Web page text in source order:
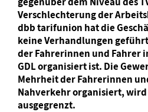
Verschlechterung der
dbb tarifunion hat die
keine Verhandlungen
der Fahrerinnen und Fahrer
GDL organisiert ist. Die
Mehrheit der Fahrerinnen
Nahverkehr organisiert,
ausgegrenzt.